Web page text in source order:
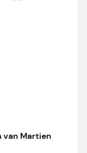
van Martien